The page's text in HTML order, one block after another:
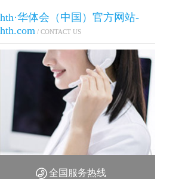
hth·华体会（中国）官方网站-
hth.com / CONTACT US
全国服务热线